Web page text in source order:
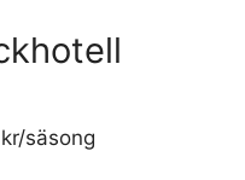
säsong